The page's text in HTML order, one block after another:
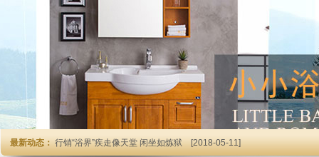
最新动态： 行销“浴界”疾走像天堂 闲坐如炼狱[2018-05-11]